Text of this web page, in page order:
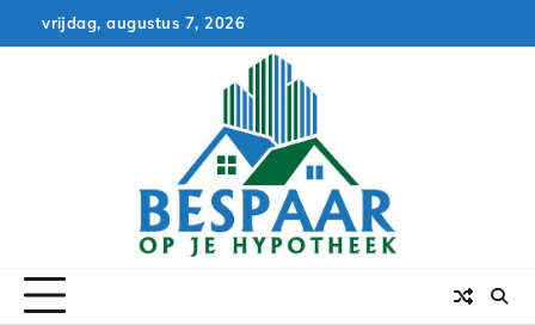
to
vrijdag, augustus 7, 2026